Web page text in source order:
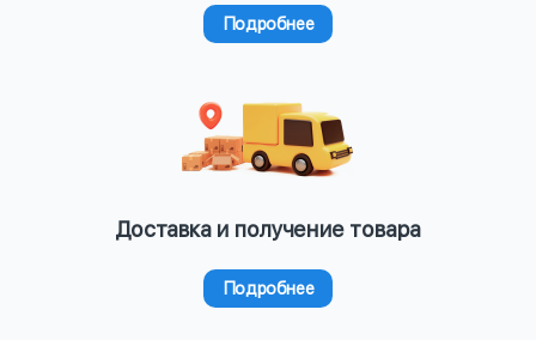
Подробнее
Доставка и получение товара
Подробнее